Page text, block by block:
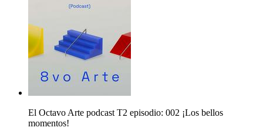
El Octavo Arte podcast T2 episodio: 002 ¡Los bellos
momentos!